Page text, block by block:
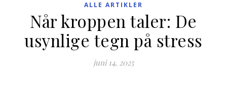
ALLE ARTIKLER
Når kroppen taler: De
usynlige tegn på stress
juni 14, 2025